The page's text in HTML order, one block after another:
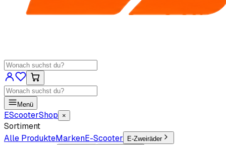
Menü
EScooterShop ×
Sortiment
Alle ProdukteMarkenE-Scooter E-Zweiräder